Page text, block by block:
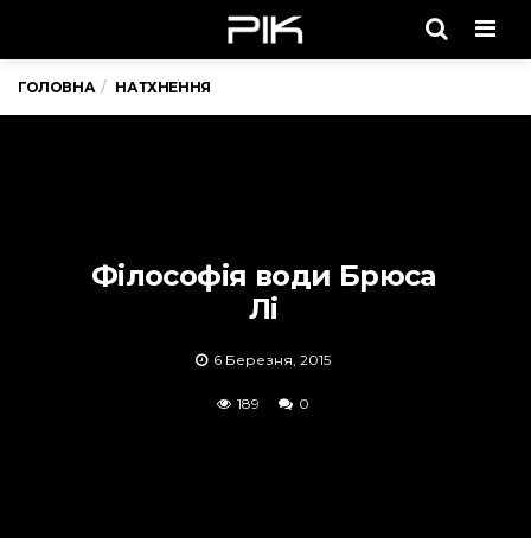
ГОЛОВНА НАТХНЕННЯ
Філософія води Брюса
Лі
6 Березня, 2015
189 0